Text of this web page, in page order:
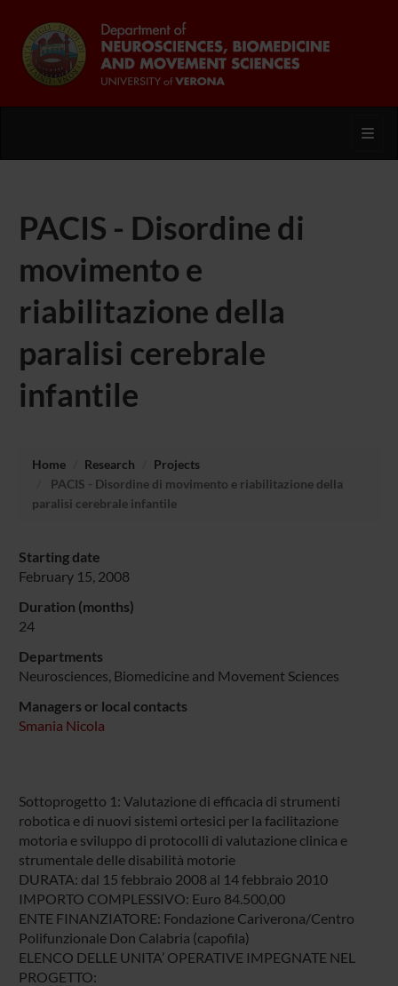
PACIS - Disordine di
movimento e
riabilitazione della
paralisi cerebrale
infantile
Home Research
Projects
PACIS - Disordine di movimento e riabilitazione della
paralisi cerebrale infantile
Starting date
February 15, 2008
Duration (months)
24
Departments
Neurosciences, Biomedicine and Movement Sciences
Managers or local contacts
Smania Nicola
Sottoprogetto 1: Valutazione di efficacia di strumenti
robotica e di nuovi sistemi ortesici per la facilitazione
motoria e sviluppo di protocolli di valutazione clinica e
strumentale delle disabilità motorie
DURATA: dal 15 febbraio 2008 al 14 febbraio 2010
IMPORTO COMPLESSIVO: Euro 84.500,00
ENTE FINANZIATORE: Fondazione Cariverona/Centro
Polifunzionale Don Calabria (capofila)
ELENCO DELLE UNITA’ OPERATIVE IMPEGNATE NEL
PROGETTO: